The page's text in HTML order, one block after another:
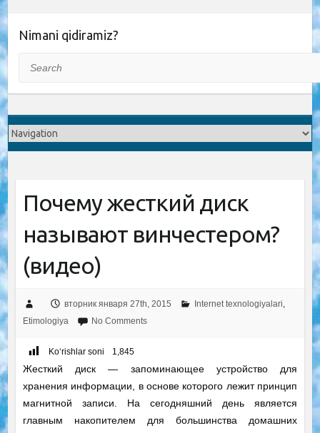
Nimani qidiramiz?
Почему жесткий диск
называют винчестером?
(видео)
вторник января 27th, 2015 Internet texnologiyalari,
Etimologiya
No Comments
Ko‘rishlar soni 1,845
Жесткий диск — запоминающее устройство для
хранения информации, в основе которого лежит принцип
магнитной записи. На сегодняшний день является
главным накопителем для большинства домашних